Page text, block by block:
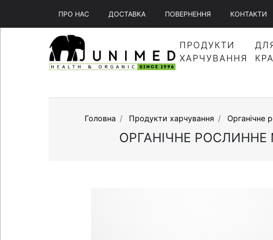
ПРО НАС ДОСТАВКА ПОВЕРНЕННЯ КОНТАКТИ
ПРОДУКТИ
ХАРЧУВАННЯ
Головна Продукти харчування Органічне
ОРГАНІЧНЕ